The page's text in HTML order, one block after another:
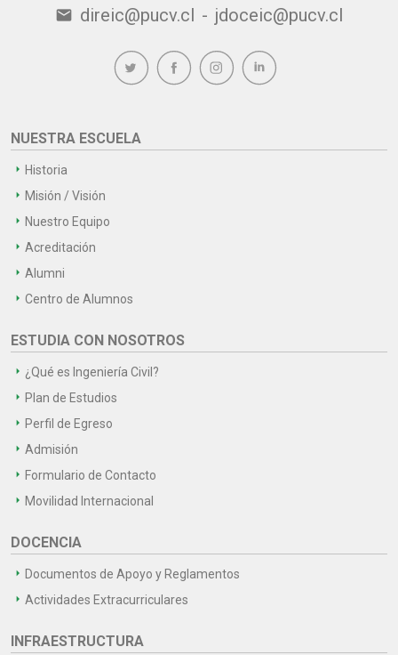
email direic@pucv.cl - jdoceic@pucv.cl
NUESTRA ESCUELA
Historia
Misión / Visión
Nuestro Equipo
Acreditación
Alumni
Centro de Alumnos
ESTUDIA CON NOSOTROS
¿Qué es Ingeniería Civil?
Plan de Estudios
Perfil de Egreso
Admisión
Formulario de Contacto
Movilidad Internacional
DOCENCIA
Documentos de Apoyo y Reglamentos
Actividades Extracurriculares
INFRAESTRUCTURA